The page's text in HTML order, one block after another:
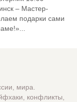
– Мастер-
подарки сами
мира.
конфликты,